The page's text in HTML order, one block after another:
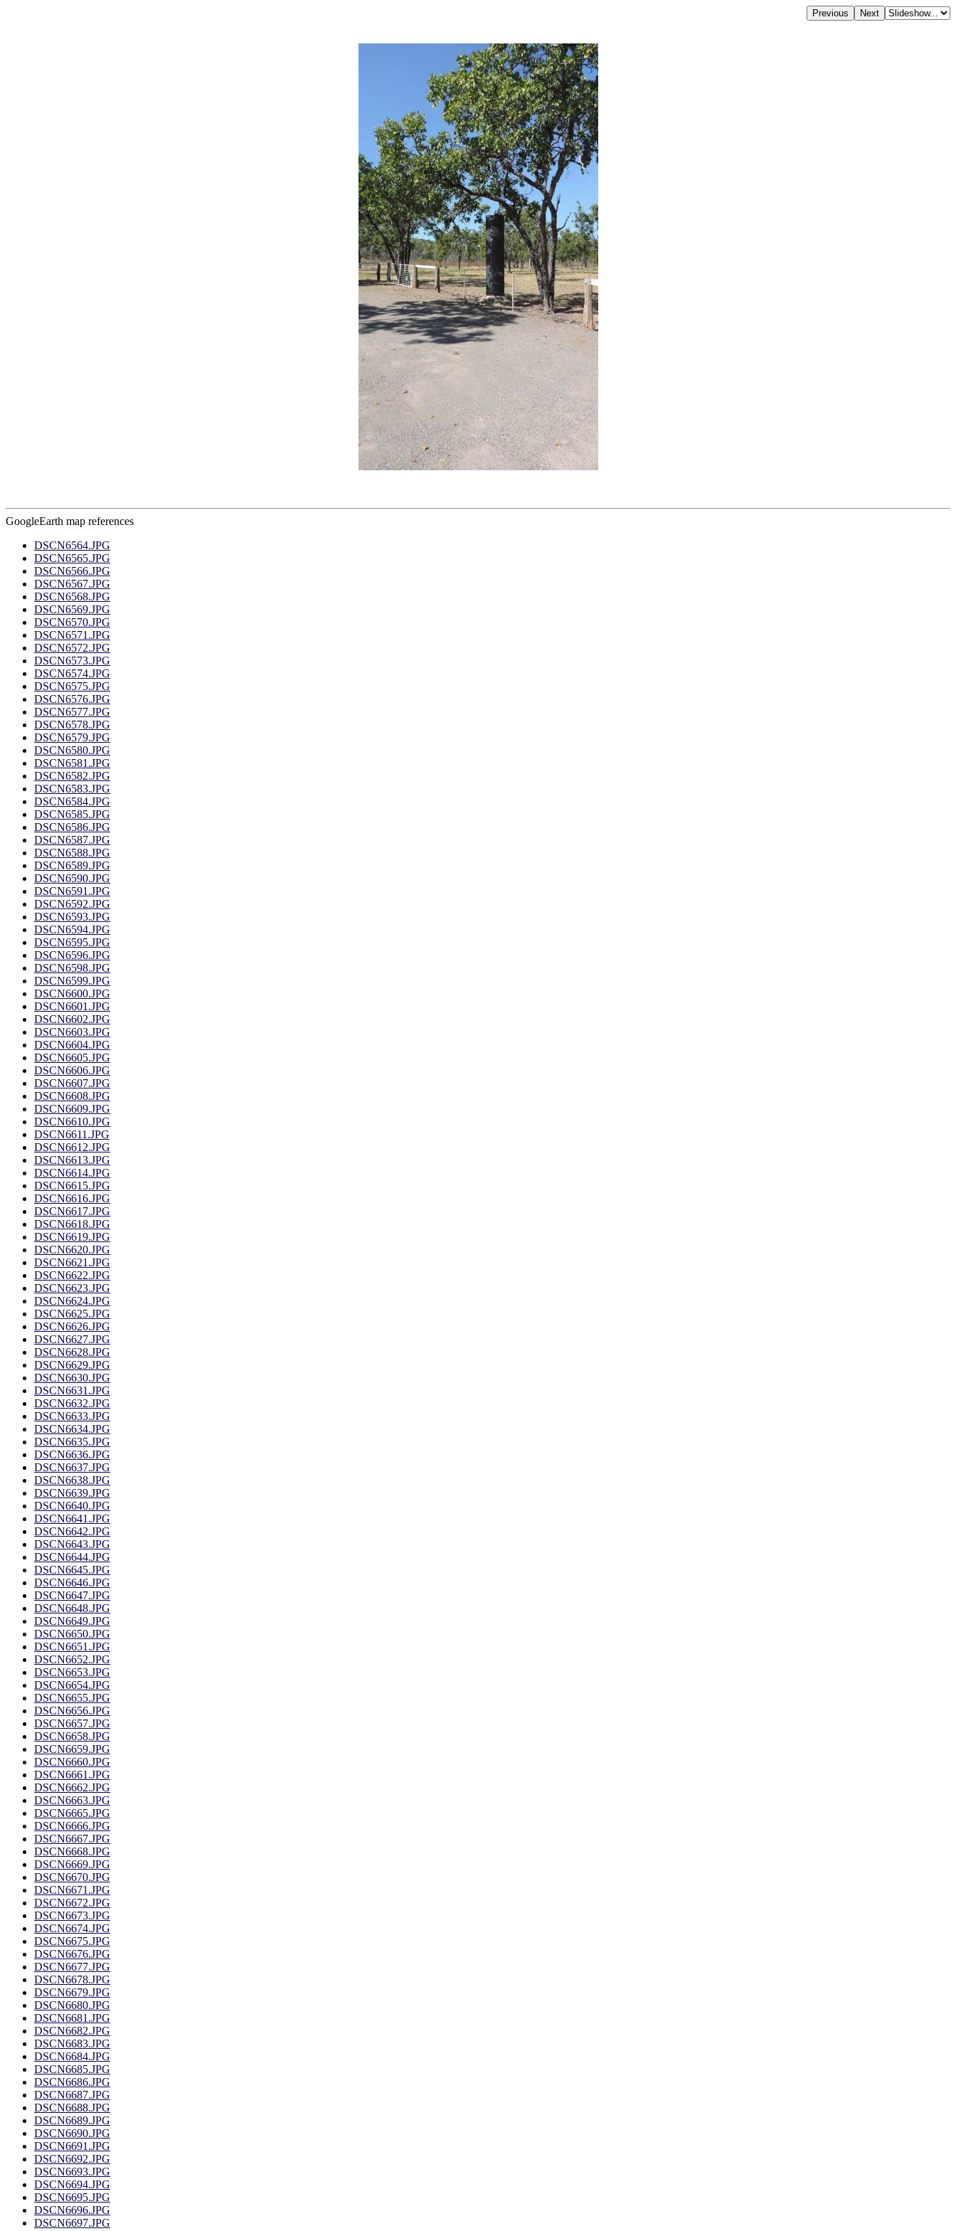
GoogleEarth map references
DSCN6564.JPG
DSCN6565.JPG
DSCN6566.JPG
DSCN6567.JPG
DSCN6568.JPG
DSCN6569.JPG
DSCN6570.JPG
DSCN6571.JPG
DSCN6572.JPG
DSCN6573.JPG
DSCN6574.JPG
DSCN6575.JPG
DSCN6576.JPG
DSCN6577.JPG
DSCN6578.JPG
DSCN6579.JPG
DSCN6580.JPG
DSCN6581.JPG
DSCN6582.JPG
DSCN6583.JPG
DSCN6584.JPG
DSCN6585.JPG
DSCN6586.JPG
DSCN6587.JPG
DSCN6588.JPG
DSCN6589.JPG
DSCN6590.JPG
DSCN6591.JPG
DSCN6592.JPG
DSCN6593.JPG
DSCN6594.JPG
DSCN6595.JPG
DSCN6596.JPG
DSCN6598.JPG
DSCN6599.JPG
DSCN6600.JPG
DSCN6601.JPG
DSCN6602.JPG
DSCN6603.JPG
DSCN6604.JPG
DSCN6605.JPG
DSCN6606.JPG
DSCN6607.JPG
DSCN6608.JPG
DSCN6609.JPG
DSCN6610.JPG
DSCN6611.JPG
DSCN6612.JPG
DSCN6613.JPG
DSCN6614.JPG
DSCN6615.JPG
DSCN6616.JPG
DSCN6617.JPG
DSCN6618.JPG
DSCN6619.JPG
DSCN6620.JPG
DSCN6621.JPG
DSCN6622.JPG
DSCN6623.JPG
DSCN6624.JPG
DSCN6625.JPG
DSCN6626.JPG
DSCN6627.JPG
DSCN6628.JPG
DSCN6629.JPG
DSCN6630.JPG
DSCN6631.JPG
DSCN6632.JPG
DSCN6633.JPG
DSCN6634.JPG
DSCN6635.JPG
DSCN6636.JPG
DSCN6637.JPG
DSCN6638.JPG
DSCN6639.JPG
DSCN6640.JPG
DSCN6641.JPG
DSCN6642.JPG
DSCN6643.JPG
DSCN6644.JPG
DSCN6645.JPG
DSCN6646.JPG
DSCN6647.JPG
DSCN6648.JPG
DSCN6649.JPG
DSCN6650.JPG
DSCN6651.JPG
DSCN6652.JPG
DSCN6653.JPG
DSCN6654.JPG
DSCN6655.JPG
DSCN6656.JPG
DSCN6657.JPG
DSCN6658.JPG
DSCN6659.JPG
DSCN6660.JPG
DSCN6661.JPG
DSCN6662.JPG
DSCN6663.JPG
DSCN6665.JPG
DSCN6666.JPG
DSCN6667.JPG
DSCN6668.JPG
DSCN6669.JPG
DSCN6670.JPG
DSCN6671.JPG
DSCN6672.JPG
DSCN6673.JPG
DSCN6674.JPG
DSCN6675.JPG
DSCN6676.JPG
DSCN6677.JPG
DSCN6678.JPG
DSCN6679.JPG
DSCN6680.JPG
DSCN6681.JPG
DSCN6682.JPG
DSCN6683.JPG
DSCN6684.JPG
DSCN6685.JPG
DSCN6686.JPG
DSCN6687.JPG
DSCN6688.JPG
DSCN6689.JPG
DSCN6690.JPG
DSCN6691.JPG
DSCN6692.JPG
DSCN6693.JPG
DSCN6694.JPG
DSCN6695.JPG
DSCN6696.JPG
DSCN6697.JPG